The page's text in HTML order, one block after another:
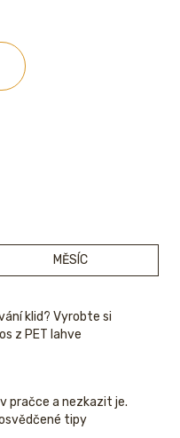
MĚSÍC
klid? Vyrobte si
z PET lahve
pračce a nezkazit je.
tipy